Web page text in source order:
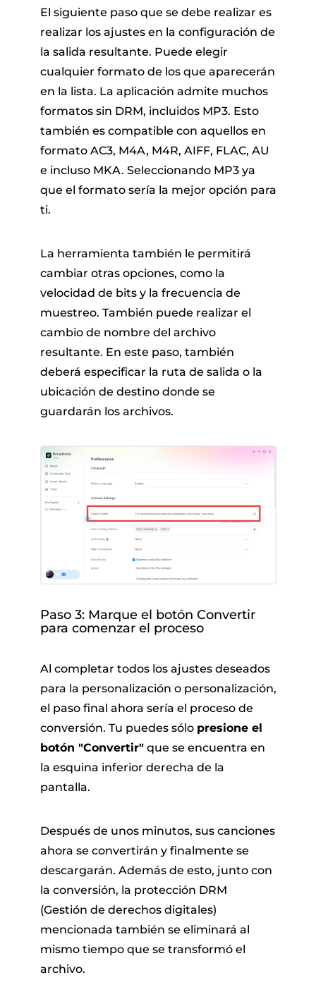
El siguiente paso que se debe realizar es
realizar los ajustes en la configuración de
la salida resultante. Puede elegir
cualquier formato de los que aparecerán
en la lista. La aplicación admite muchos
formatos sin DRM, incluidos MP3. Esto
también es compatible con aquellos en
formato AC3, M4A, M4R, AIFF, FLAC, AU
e incluso MKA. Seleccionando MP3 ya
que el formato sería la mejor opción para
ti.
La herramienta también le permitirá
cambiar otras opciones, como la
velocidad de bits y la frecuencia de
muestreo. También puede realizar el
cambio de nombre del archivo
resultante. En este paso, también
deberá especificar la ruta de salida o la
ubicación de destino donde se
guardarán los archivos.
Paso 3: Marque el botón Convertir
para comenzar el proceso
Al completar todos los ajustes deseados
para la personalización o personalización,
el paso final ahora sería el proceso de
conversión. Tu puedes sólo presione el
botón "Convertir"que se encuentra en
la esquina inferior derecha de la
pantalla.
Después de unos minutos, sus canciones
ahora se convertirán y finalmente se
descargarán. Además de esto, junto con
la conversión, la protección DRM
(Gestión de derechos digitales)
mencionada también se eliminará al
mismo tiempo que se transformó el
archivo.